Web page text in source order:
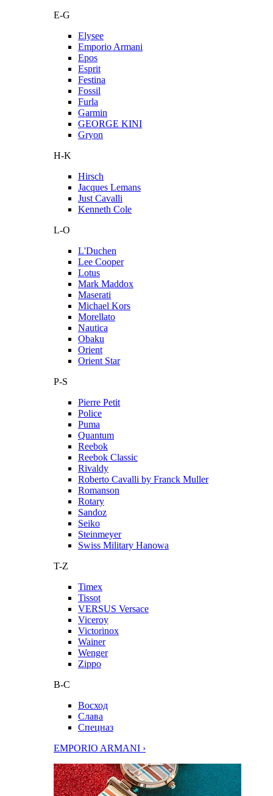
E-G
Elysee
Emporio Armani
Epos
Esprit
Festina
Fossil
Furla
Garmin
GEORGE KINI
Gryon
H-K
Hirsch
Jacques Lemans
Just Cavalli
Kenneth Cole
L-O
L'Duchen
Lee Cooper
Lotus
Mark Maddox
Maserati
Michael Kors
Morellato
Nautica
Obaku
Orient
Orient Star
P-S
Pierre Petit
Police
Puma
Quantum
Reebok
Reebok Classic
Rivaldy
Roberto Cavalli by Franck Muller
Romanson
Rotary
Sandoz
Seiko
Steinmeyer
Swiss Military Hanowa
T-Z
Timex
Tissot
VERSUS Versace
Viceroy
Victorinox
Wainer
Wenger
Zippo
В-С
Восход
Слава
Спецназ
EMPORIO ARMANI ›